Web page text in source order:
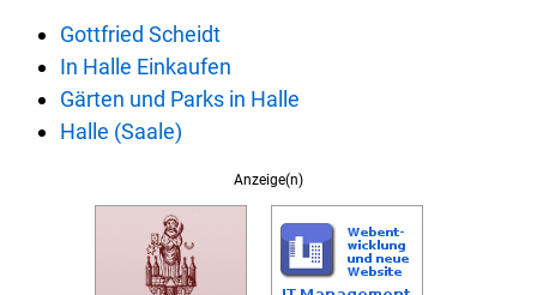
Gottfried Scheidt
In Halle Einkaufen
Gärten und Parks in Halle
Halle (Saale)
Anzeige(n)